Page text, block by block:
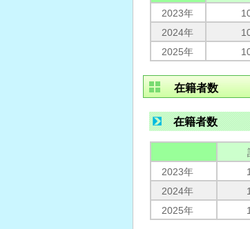
2023年
2024年
2025年
在籍者数
在籍者数
2023年
2024年
2025年